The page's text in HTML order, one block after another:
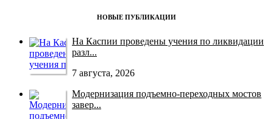
НОВЫЕ ПУБЛИКАЦИИ
На Каспии проведены учения по ликвидации
разл...
7 августа, 2026
Модернизация подъемно-переходных мостов
завер...